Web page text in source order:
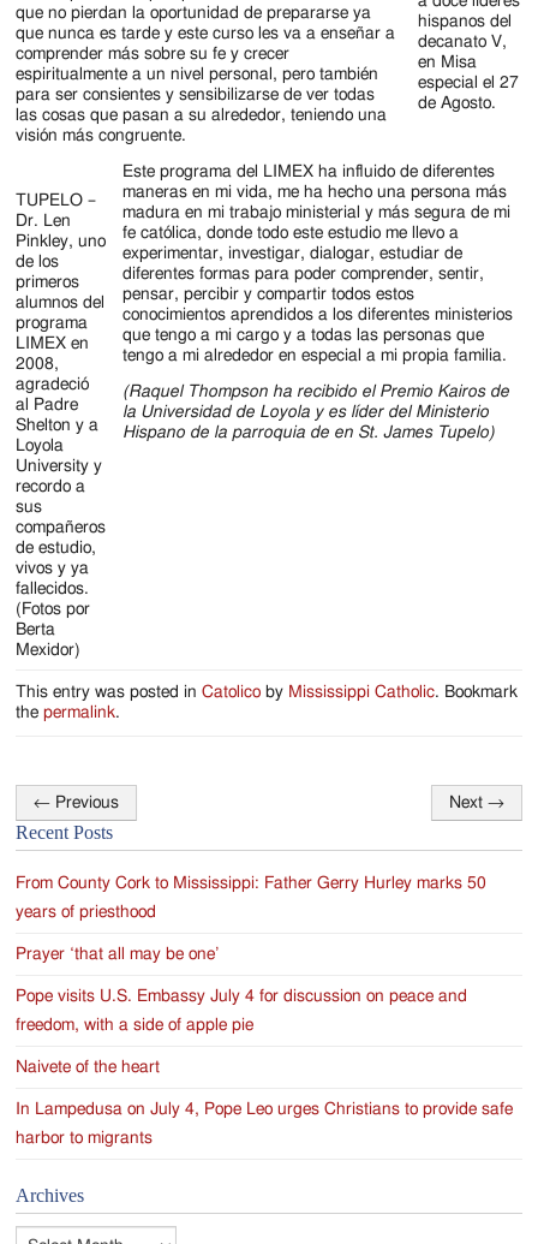
hispanos del
decanato V,
en Misa
especial el 27
de Agosto.
que no pierdan la oportunidad de prepararse ya
que nunca es tarde y este curso les va a enseñar a
comprender más sobre su fe y crecer
espiritualmente a un nivel personal, pero también
para ser consientes y sensibilizarse de ver todas
las cosas que pasan a su alrededor, teniendo una
visión más congruente.
TUPELO –
Dr. Len
Pinkley, uno
de los
primeros
alumnos del
programa
LIMEX en
2008,
agradeció
al Padre
Shelton y a
Loyola
University y
recordo a
sus
compañeros
de estudio,
vivos y ya
fallecidos.
(Fotos por
Berta
Mexidor)
Este programa del LIMEX ha influido de diferentes
maneras en mi vida, me ha hecho una persona más
madura en mi trabajo ministerial y más segura de mi
fe católica, donde todo este estudio me llevo a
experimentar, investigar, dialogar, estudiar de
diferentes formas para poder comprender, sentir,
pensar, percibir y compartir todos estos
conocimientos aprendidos a los diferentes ministerios
que tengo a mi cargo y a todas las personas que
tengo a mi alrededor en especial a mi propia familia.
(Raquel Thompson ha recibido el Premio Kairos de
la Universidad de Loyola y es líder del Ministerio
Hispano de la parroquia de en St. James Tupelo)
This entry was posted inCatolico by Mississippi Catholic. Bookmark
thepermalink.
Post
navigation
← Previous Next →
Recent Posts
From County Cork to Mississippi: Father Gerry Hurley marks 50
years of priesthood
Prayer ‘that all may be one’
Pope visits U.S. Embassy July 4 for discussion on peace and
freedom, with a side of apple pie
Naivete of the heart
In Lampedusa on July 4, Pope Leo urges Christians to provide safe
harbor to migrants
Archives
Archives